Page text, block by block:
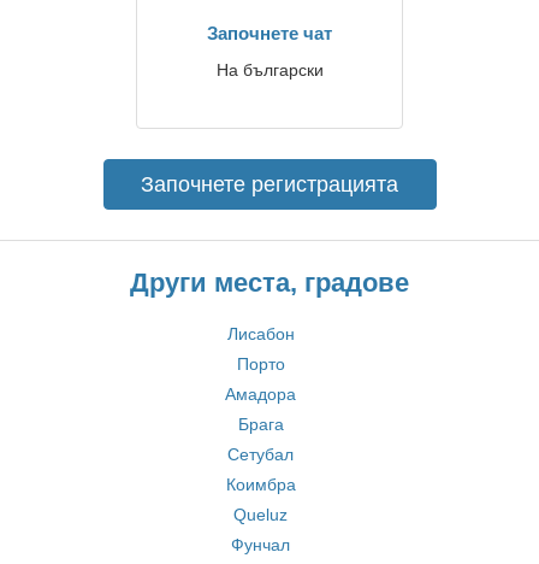
Започнете чат
На български
Започнете регистрацията
Други места, градове
Лисабон
Порто
Амадора
Брага
Сетубал
Коимбра
Queluz
Фунчал